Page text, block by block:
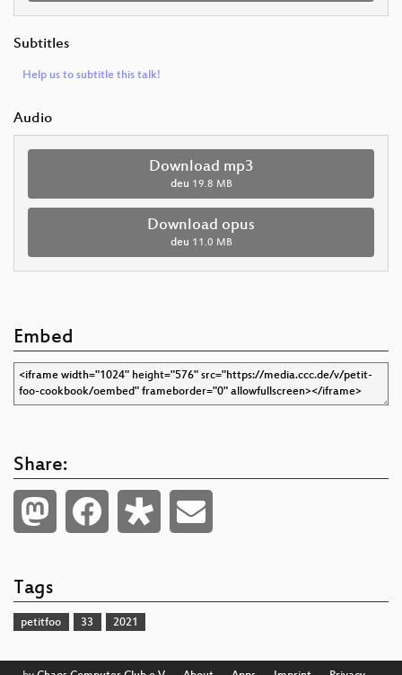
Subtitles
Help us to subtitle this talk!
Audio
Download mp3
deu 19.8 MB
Download opus
deu 11.0 MB
Embed
Share:
Tags
petitfoo 33 2021